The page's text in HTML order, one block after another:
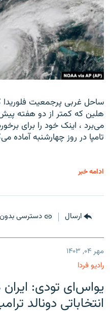
ساحل غربی پرجمعیت فلوریدا
هلین که کمتر از دو هفته
می‌برد ، اینک خود را برای
تامپا در روز چهارشنبه آماده
ادامه خبر
ارسال دسترسی
مهر ۰۴, ۱۴۰۳
رادیو فردا
یو‌اس‌ای تودی:
انتخاباتی دونالد